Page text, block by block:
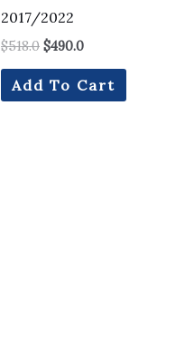
2017/2022
$518.0 $490.0
Add To Cart